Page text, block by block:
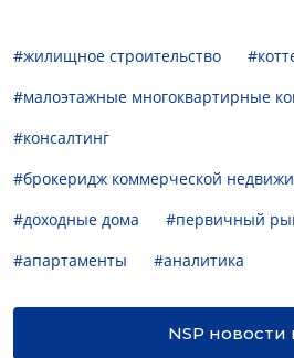
#жилищное строительство
#малоэтажные многоквартирные
#консалтинг
#брокеридж коммерческой
#доходные дома
#первичный
#апартаменты
#аналитика
NSP новости